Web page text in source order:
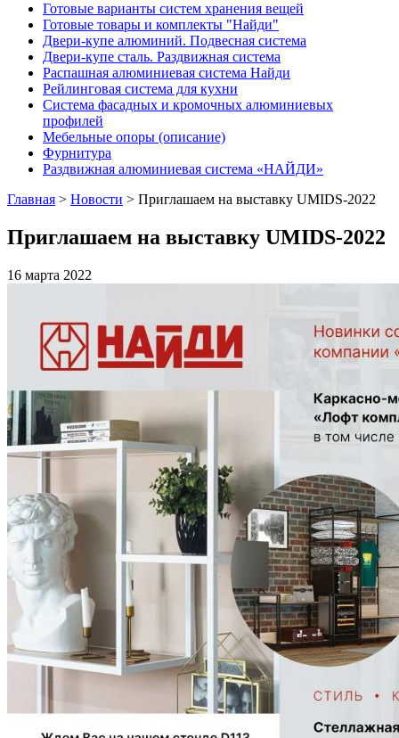
Готовые варианты систем хранения вещей
Готовые товары и комплекты "Найди"
Двери-купе алюминий. Подвесная система
Двери-купе сталь. Раздвижная система
Распашная алюминиевая система Найди
Рейлинговая система для кухни
Система фасадных и кромочных алюминиевых
профилей
Мебельные опоры (описание)
Фурнитура
Раздвижная алюминиевая система «НАЙДИ»
Главная > Новости > Приглашаем на выставку UMIDS-2022
Приглашаем на выставку UMIDS-2022
16 марта 2022